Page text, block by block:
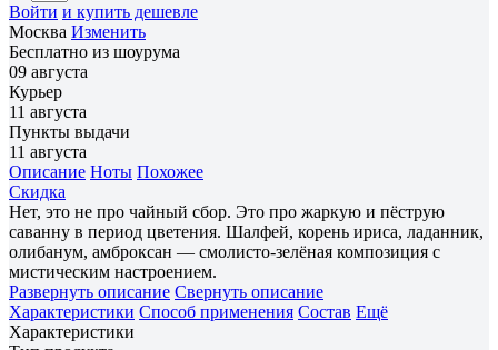
Войти и купить дешевле
Москва Изменить
Бесплатно из шоурума
09 августа
Курьер
11 августа
Пункты выдачи
11 августа
Описание Ноты Похожее
Скидка
Нет, это не про чайный сбор. Это про жаркую и пёструю
саванну в период цветения. Шалфей, корень ириса, ладанник,
олибанум, амброксан — смолисто-зелёная композиция с
мистическим настроением.
Развернуть описание Свернуть описание
Характеристики Способ применения Состав Ещё
Характеристики